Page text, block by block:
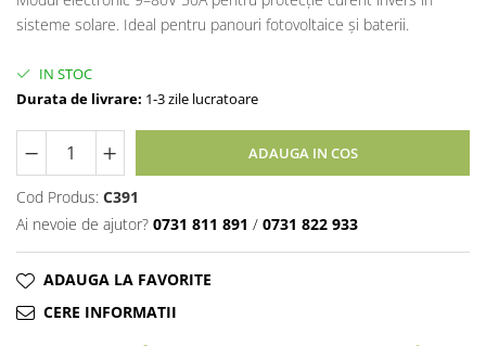
Motor BAFANG
sisteme solare. Ideal pentru panouri fotovoltaice și baterii.
IN STOC
Durata de livrare: 1-3 zile lucratoare
ADAUGA IN COS
Cod Produs: C391
Ai nevoie de ajutor? 0731 811 891 / 0731 822 933
ADAUGA LA FAVORITE
CERE INFORMATII